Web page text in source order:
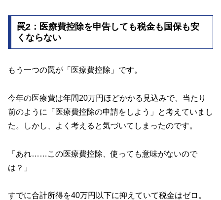
罠2：医療費控除を申告しても税金も国保も安
くならない
もう一つの罠が「医療費控除」です。
今年の医療費は年間20万円ほどかかる見込みで、当たり
前のように「医療費控除の申請をしよう」と考えていまし
た。しかし、よく考えると気づいてしまったのです。
「あれ……この医療費控除、使っても意味がないので
は？」
すでに合計所得を40万円以下に抑えていて税金はゼロ。